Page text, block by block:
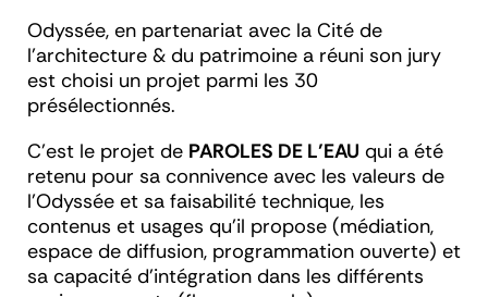
Odyssée, en partenariat avec la Cité de
l'architecture & du patrimoine a réuni son jury
est choisi un projet parmi les 30
présélectionnés.
C'est le projet de PAROLES DE L’EAU qui a été
retenu pour sa connivence avec les valeurs de
l'Odyssée et sa faisabilité technique, les
contenus et usages qu'il propose (médiation,
espace de diffusion, programmation ouverte) et
sa capacité d’intégration dans les différents